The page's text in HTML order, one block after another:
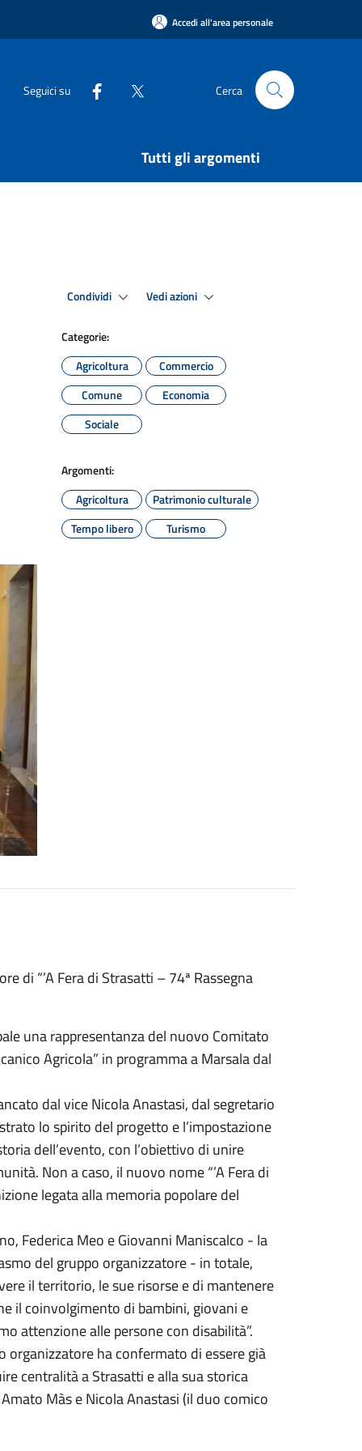
Accedi all'area personale
Seguici su Cerca
Tutti gli argomenti
Condividi Vedi azioni
Categorie:
Agricoltura
Commercio
Comune
Economia
Sociale
Argomenti:
Agricoltura
Patrimonio culturale
Tempo libero
Turismo
di “’A Fera di Strasatti – 74ª Rassegna
una rappresentanza del nuovo Comitato
Agricola” in programma a Marsala dal
dal vice Nicola Anastasi, dal segretario
lo spirito del progetto e l’impostazione
dell’evento, con l’obiettivo di unire
Non a caso, il nuovo nome “’A Fera di
legata alla memoria popolare del
Federica Meo e Giovanni Maniscalco - la
del gruppo organizzatore - in totale,
il territorio, le sue risorse e di mantenere
il coinvolgimento di bambini, giovani e
attenzione alle persone con disabilità”.
ha confermato di essere già
centralità a Strasatti e alla sua storica
Màs e Nicola Anastasi (il duo comico